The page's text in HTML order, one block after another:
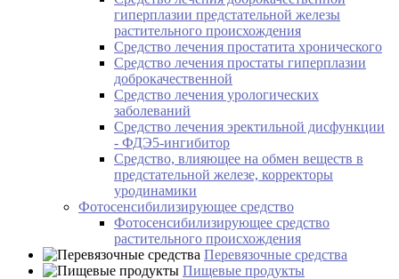
гиперплазии предстательной железы
растительного происхождения
Средство лечения простатита хронического
Средство лечения простаты гиперплазии
доброкачественной
Средство лечения урологических
заболеваний
Средство лечения эректильной дисфункции
- ФДЭ5-ингибитор
Средство, влияющее на обмен веществ в
предстательной железе, корректоры
уродинамики
Фотосенсибилизирующее средство
Фотосенсибилизирующее средство
растительного происхождения
Перевязочные средства
Пищевые продукты